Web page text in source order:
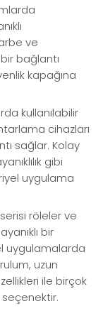
ve
bağlantı
kapağına
kullanılabilir
cihazları
sağlar. Kolay
gibi
uygulama
röleler ve
bir
uygulamalarda
uzun
ile birçok